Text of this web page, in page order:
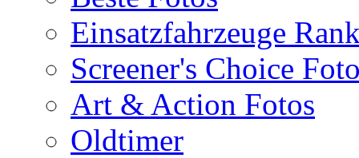
Einsatzfahrzeuge
Screener's Choice
Art & Action Fotos
Oldtimer